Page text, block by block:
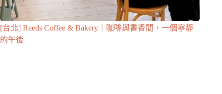
[台北] Reeds Coffee & Bakery｜咖啡與書香間，一個寧靜
的午後